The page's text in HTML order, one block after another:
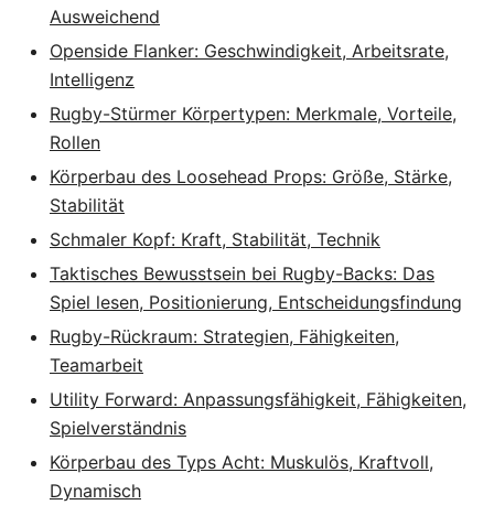
Ausweichend
Openside Flanker: Geschwindigkeit, Arbeitsrate,
Intelligenz
Rugby-Stürmer Körpertypen: Merkmale, Vorteile,
Rollen
Körperbau des Loosehead Props: Größe, Stärke,
Stabilität
Schmaler Kopf: Kraft, Stabilität, Technik
Taktisches Bewusstsein bei Rugby-Backs: Das
Spiel lesen, Positionierung, Entscheidungsfindung
Rugby-Rückraum: Strategien, Fähigkeiten,
Teamarbeit
Utility Forward: Anpassungsfähigkeit, Fähigkeiten,
Spielverständnis
Körperbau des Typs Acht: Muskulös, Kraftvoll,
Dynamisch